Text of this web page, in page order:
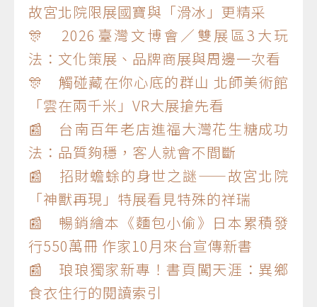
故宮北院限展國寶與「滑冰」更精采
🎊 2026臺灣文博會／雙展區3大玩
法：文化策展、品牌商展與周邊一次看
🎊 觸碰藏在你心底的群山 北師美術館
「雲在兩千米」VR大展搶先看
📰 台南百年老店進福大灣花生糖成功
法：品質夠穩，客人就會不間斷
📰 招財蟾蜍的身世之謎——故宮北院
「神獸再現」特展看見特殊的祥瑞
📰 暢銷繪本《麵包小偷》日本累積發
行550萬冊 作家10月來台宣傳新書
📰 琅琅獨家新專！書頁闖天涯：異鄉
食衣住行的閱讀索引